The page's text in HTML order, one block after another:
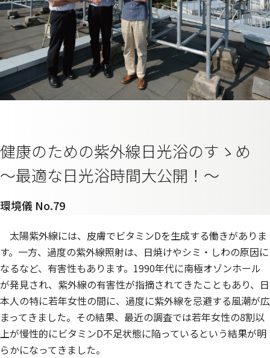
ドウで開きます）
ンドウで開きます）
ウインドウで開きます）
健康のための紫外線日光浴のすゝめ
～最適な日光浴時間大公開！～
環境儀 No.79
太陽紫外線には、皮膚でビタミンDを生成する働きがありま
す。一方、過度の紫外線照射は、日焼けやシミ・しわの原因に
なるなど、有害性もあります。1990年代に南極オゾンホール
が発見され、紫外線の有害性が指摘されてきたこともあり、日
本人の特に若年女性の間に、過度に紫外線を忌避する風潮が広
まってきました。その結果、最近の調査では若年女性の8割以
上が慢性的にビタミンD不足状態に陥っているという結果が明
らかになってきました。